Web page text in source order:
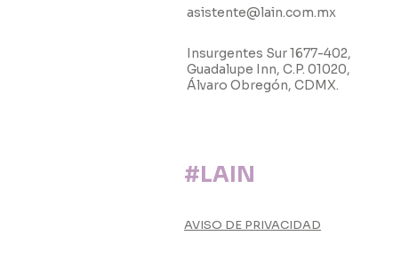
asistente@lain.com.mx
Insurgentes Sur 1677-402,
Guadalupe Inn, C.P. 01020,
Álvaro Obregón, CDMX.
#LAIN
AVISO DE PRIVACIDAD